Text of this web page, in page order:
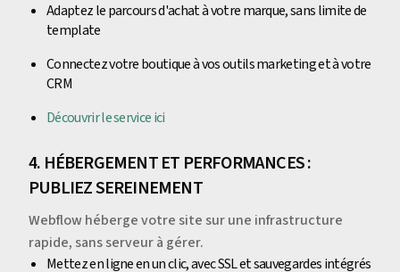
Adaptez le parcours d'achat à votre marque, sans limite de
template
Connectez votre boutique à vos outils marketing et à votre
CRM
Découvrir le service ici
4. HÉBERGEMENT ET PERFORMANCES :
PUBLIEZ SEREINEMENT
Webflow héberge votre site sur une infrastructure
rapide, sans serveur à gérer.
Mettez en ligne en un clic, avec SSL et sauvegardes intégrés